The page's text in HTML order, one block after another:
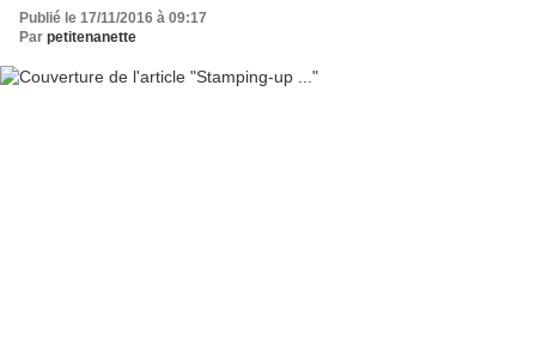
Publié le 17/11/2016 à 09:17
Par petitenanette